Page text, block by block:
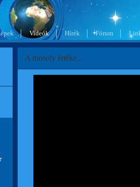
Videók Hírek Fórum
A mosoly értéke...